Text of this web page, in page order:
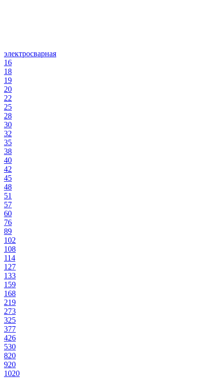
электросварная
16
18
19
20
22
25
28
30
32
35
38
40
42
45
48
51
57
60
76
89
102
108
114
127
133
159
168
219
273
325
377
426
530
820
920
1020